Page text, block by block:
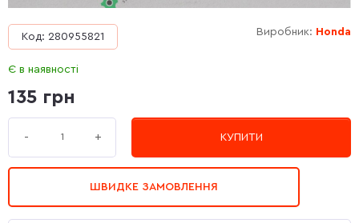
Виробник: Honda
Код: 280955821
Є в наявності
135 грн
- + КУПИТИ
ШВИДКЕ ЗАМОВЛЕННЯ